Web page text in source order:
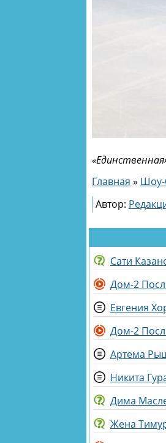
Главная » Шоу-
Автор:
Сати
Дом-2
Евгения
Дом-2
Артема
Никита
Дима
Жена